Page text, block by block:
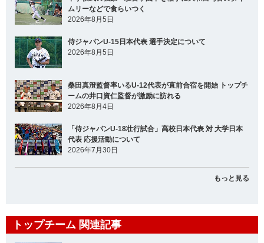
ムリーなどで食らいつく
2026年8月5日
侍ジャパンU-15日本代表 選手決定について
2026年8月5日
桑田真澄監督率いるU-12代表が直前合宿を開始 トップチ
ームの井口資仁監督が激励に訪れる
2026年8月4日
「侍ジャパンU-18壮行試合」高校日本代表 対 大学日本
代表 応援活動について
2026年7月30日
もっと見る
トップチーム 関連記事